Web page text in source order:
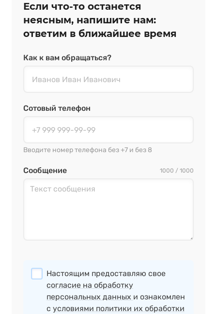
Если что‑то останется
неясным, напишите нам:
ответим в ближайшее время
Как к вам обращаться?
Сотовый телефон
Вводите номер телефона без +7 и без 8
Сообщение 1000 / 1000
Настоящим предоставляю свое
согласие на обработку
персональных данных и ознакомлен
с условиями политики их обработки